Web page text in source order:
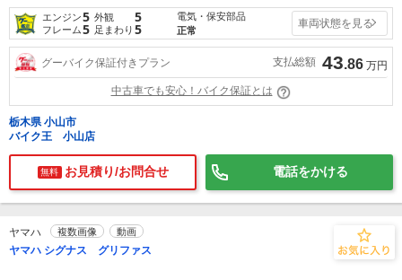
エンジン5 外観 5
フレーム5 足まわり 5
電気・保安部品
正常
車両状態を見る
グーバイク保証付きプラン 支払総額 43.86 万円
中古車でも安心！バイク保証とは
栃木県 小山市
バイク王 小山店
無料 お見積り/お問合せ 電話をかける
ヤマハ 複数画像 動画
ヤマハ シグナス グリファス